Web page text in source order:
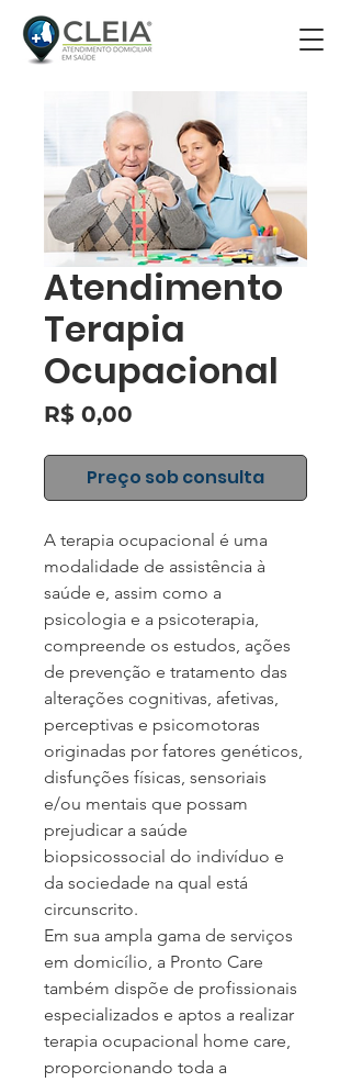
Atendimento
Terapia
Ocupacional
R$ 0,00
Preço sob consulta
A terapia ocupacional é uma
modalidade de assistência à
saúde e, assim como a
psicologia e a psicoterapia,
compreende os estudos, ações
de prevenção e tratamento das
alterações cognitivas, afetivas,
perceptivas e psicomotoras
originadas por fatores genéticos,
disfunções físicas, sensoriais
e/ou mentais que possam
prejudicar a saúde
biopsicossocial do indivíduo e
da sociedade na qual está
circunscrito.
Em sua ampla gama de serviços
em domicílio, a Pronto Care
também dispõe de profissionais
especializados e aptos a realizar
terapia ocupacional home care,
proporcionando toda a